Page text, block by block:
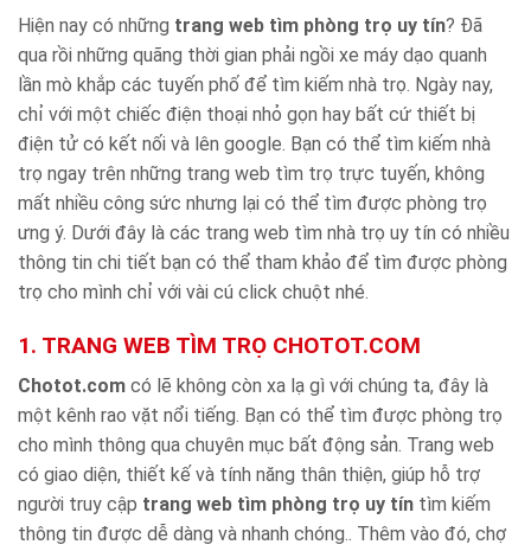
Hiện nay có những trang web tìm phòng trọ uy tín? Đã
qua rồi những quãng thời gian phải ngồi xe máy dạo quanh
lần mò khắp các tuyến phố để tìm kiếm nhà trọ. Ngày nay,
chỉ với một chiếc điện thoại nhỏ gọn hay bất cứ thiết bị
điện tử có kết nối và lên google. Bạn có thể tìm kiếm nhà
trọ ngay trên những trang web tìm trọ trực tuyến, không
mất nhiều công sức nhưng lại có thể tìm được phòng trọ
ưng ý. Dưới đây là các trang web tìm nhà trọ uy tín có nhiều
thông tin chi tiết bạn có thể tham khảo để tìm được phòng
trọ cho mình chỉ với vài cú click chuột nhé.
1. TRANG WEB TÌM TRỌ CHOTOT.COM
Chotot.com có lẽ không còn xa lạ gì với chúng ta, đây là
một kênh rao vặt nổi tiếng. Bạn có thể tìm được phòng trọ
cho mình thông qua chuyên mục bất động sản. Trang web
có giao diện, thiết kế và tính năng thân thiện, giúp hỗ trợ
người truy cập trang web tìm phòng trọ uy tín tìm kiếm
thông tin được dễ dàng và nhanh chóng.. Thêm vào đó, chợ